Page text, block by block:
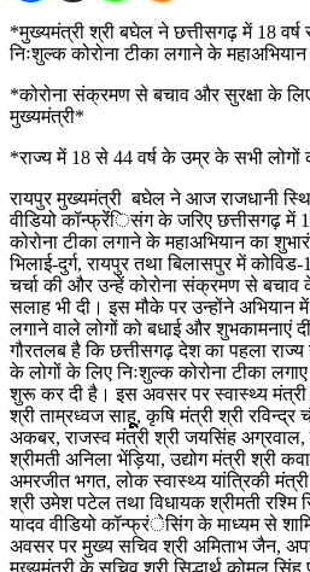
*मुख्यमंत्री श्री बघेल ने छत्तीसगढ़ में 18
निःशुल्क कोरोना टीका लगाने के
*कोरोना संक्रमण से बचाव और सुरक्षा के
मुख्यमंत्री*
*राज्य में 18 से 44 वर्ष के उम्र के सभी लोगों
रायपुर मुख्यमंत्री बघेल ने आज राजधानी
वीडियो कॉन्फ्रेंंिसंग के जरिए छत्तीसगढ़ में
कोरोना टीका लगाने के महाअभियान का
भिलाई-दुर्ग, रायपुर तथा बिलासपुर में
चर्चा की और उन्हें कोरोना संक्रमण से बचाव
सलाह भी दी। इस मौके पर उन्होंने
लगाने वाले लोगों को बधाई और शुभकामनाएं
गौरतलब है कि छत्तीसगढ़ देश का पहला
के लोगों के लिए निःशुल्क कोरोना टीका
शुरू कर दी है। इस अवसर पर स्वास्थ्य मंत्री
श्री ताम्रध्वज साहूूूूूूूूूू, कृषि मंत्री श्री रविन्द्र
अकबर, राजस्व मंत्री श्री जयसिंह अग्रवाल,
श्रीमती अनिला भेंड़िया, उद्योग मंत्री श्री
अमरजीत भगत, लोक स्वास्थ्य यांत्रिकी
श्री उमेश पटेल तथा विधायक श्रीमती रश्मि
यादव वीडियो कॉन्फ्रंेसिंग के माध्यम से
अवसर पर मुख्य सचिव श्री अमिताभ जैन,
मुख्यमंत्री के सचिव श्री सिद्धार्थ कोमल